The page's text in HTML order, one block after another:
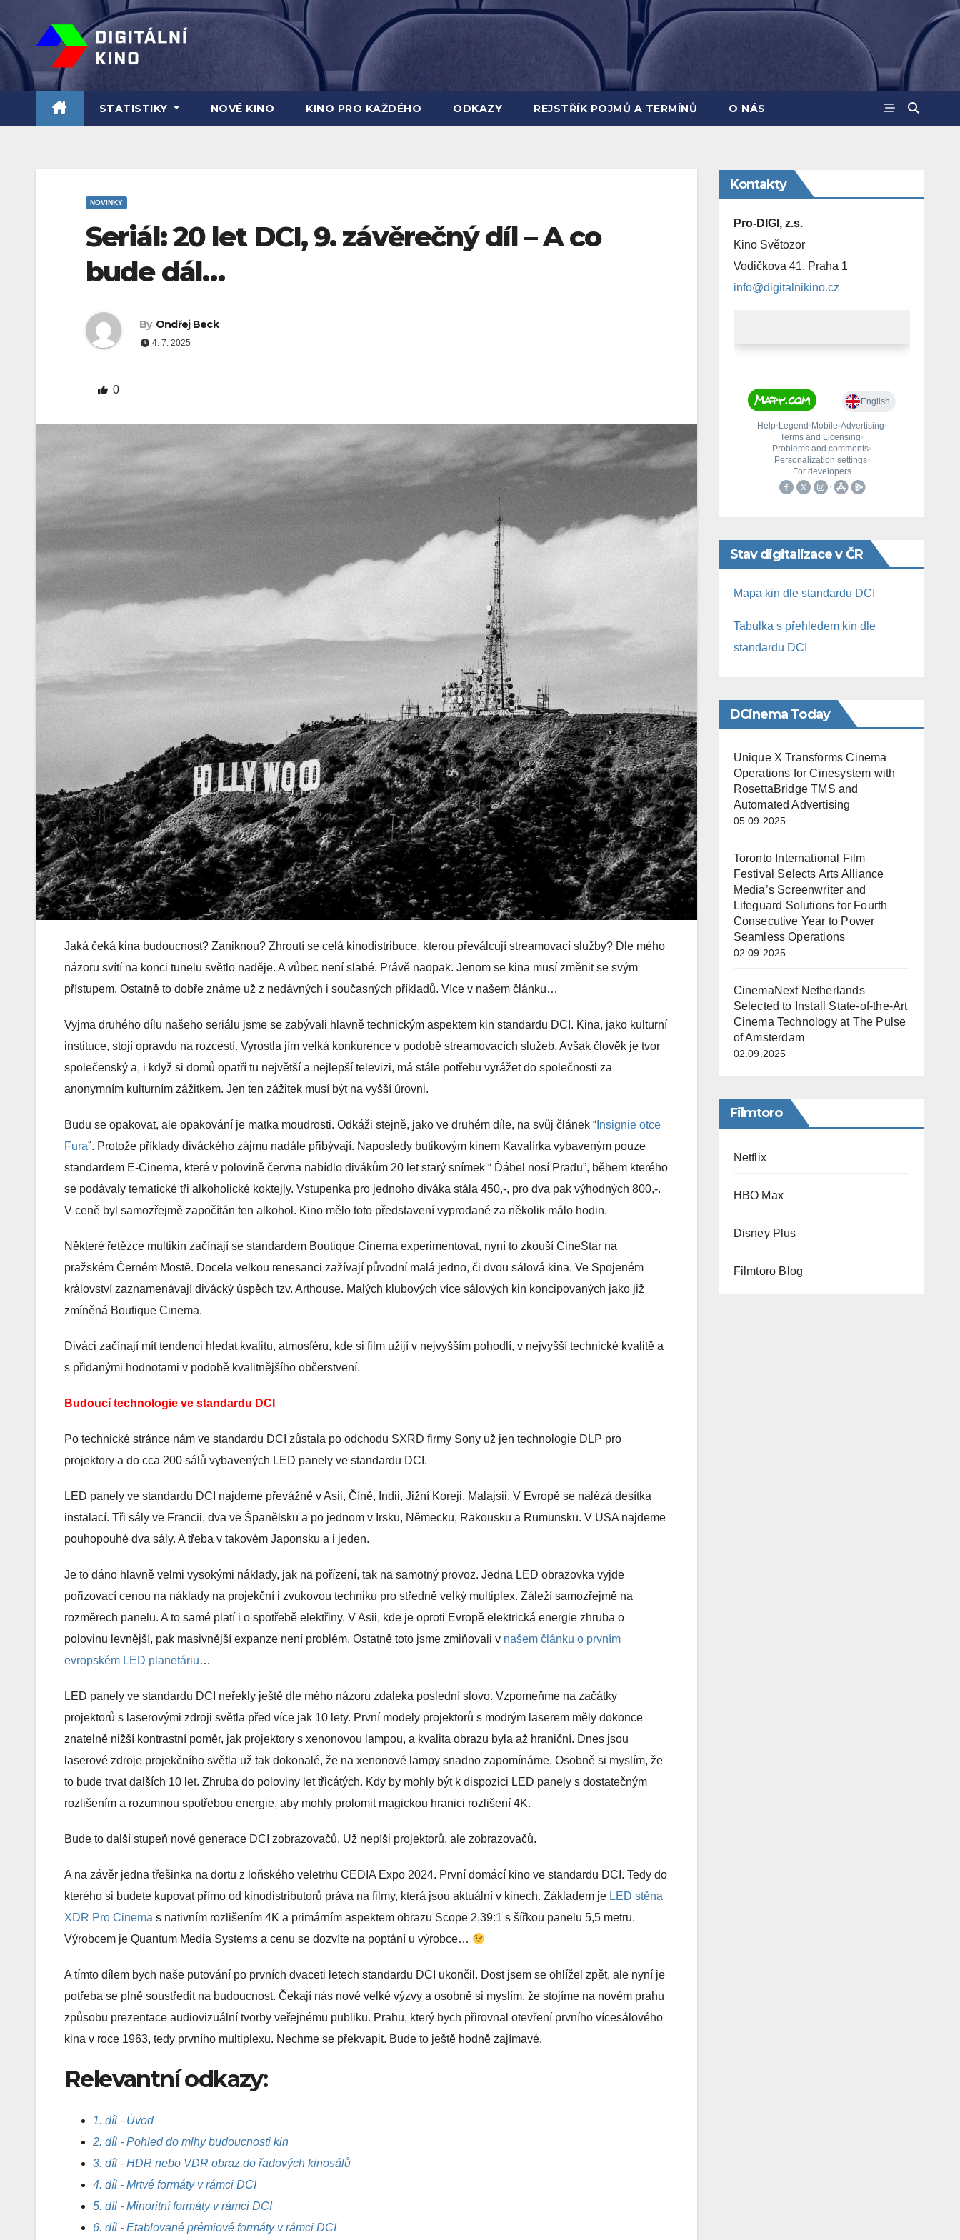
to
content
STATISTIKY NOVÉ KINO KINO PRO KAŽDÉHO ODKAZY REJSTŘÍK POJMŮ A TERMÍNŮ O NÁS
NOVINKY
Seriál: 20 let DCI, 9. závěrečný díl – A co
bude dál…
By Ondřej Beck
4. 7. 2025
0
Jaká čeká kina budoucnost? Zaniknou? Zhroutí se celá kinodistribuce, kterou převálcují streamovací služby? Dle mého
názoru svítí na konci tunelu světlo naděje. A vůbec není slabé. Právě naopak. Jenom se kina musí změnit se svým
přístupem. Ostatně to dobře známe už z nedávných i současných příkladů. Více v našem článku…
Vyjma druhého dílu našeho seriálu jsme se zabývali hlavně technickým aspektem kin standardu DCI. Kina, jako kulturní
instituce, stojí opravdu na rozcestí. Vyrostla jím velká konkurence v podobě streamovacích služeb. Avšak člověk je tvor
společenský a, i když si domů opatří tu největší a nejlepší televizi, má stále potřebu vyrážet do společnosti za
anonymním kulturním zážitkem. Jen ten zážitek musí být na vyšší úrovni.
Budu se opakovat, ale opakování je matka moudrosti. Odkáži stejně, jako ve druhém díle, na svůj článek “ Insignie otce
Fura”. Protože příklady diváckého zájmu nadále přibývají. Naposledy butikovým kinem Kavalírka vybaveným pouze
standardem E-Cinema, které v polovině června nabídlo divákům 20 let starý snímek “ Ďábel nosí Pradu”, během kterého
se podávaly tematické tři alkoholické koktejly. Vstupenka pro jednoho diváka stála 450,-, pro dva pak výhodných 800,-.
V ceně byl samozřejmě započítán ten alkohol. Kino mělo toto představení vyprodané za několik málo hodin.
Některé řetězce multikin začínají se standardem Boutique Cinema experimentovat, nyní to zkouší CineStar na
pražském Černém Mostě. Docela velkou renesanci zažívají původní malá jedno, či dvou sálová kina. Ve Spojeném
království zaznamenávají divácký úspěch tzv. Arthouse. Malých klubových více sálových kin koncipovaných jako již
zmíněná Boutique Cinema.
Diváci začínají mít tendenci hledat kvalitu, atmosféru, kde si film užijí v nejvyšším pohodlí, v nejvyšší technické kvalitě a
s přidanými hodnotami v podobě kvalitnějšího občerstvení.
Budoucí technologie ve standardu DCI
Po technické stránce nám ve standardu DCI zůstala po odchodu SXRD firmy Sony už jen technologie DLP pro
projektory a do cca 200 sálů vybavených LED panely ve standardu DCI.
LED panely ve standardu DCI najdeme převážně v Asii, Číně, Indii, Jižní Koreji, Malajsii. V Evropě se nalézá desítka
instalací. Tři sály ve Francii, dva ve Španělsku a po jednom v Irsku, Německu, Rakousku a Rumunsku. V USA najdeme
pouhopouhé dva sály. A třeba v takovém Japonsku a i jeden.
Je to dáno hlavně velmi vysokými náklady, jak na pořízení, tak na samotný provoz. Jedna LED obrazovka vyjde
pořizovací cenou na náklady na projekční i zvukovou techniku pro středně velký multiplex. Záleží samozřejmě na
rozměrech panelu. A to samé platí i o spotřebě elektřiny. V Asii, kde je oproti Evropě elektrická energie zhruba o
polovinu levnější, pak masivnější expanze není problém. Ostatně toto jsme zmiňovali v našem článku o prvním
evropském LED planetáriu…
LED panely ve standardu DCI neřekly ještě dle mého názoru zdaleka poslední slovo. Vzpomeňme na začátky
projektorů s laserovými zdroji světla před více jak 10 lety. První modely projektorů s modrým laserem měly dokonce
znatelně nižší kontrastní poměr, jak projektory s xenonovou lampou, a kvalita obrazu byla až hraniční. Dnes jsou
laserové zdroje projekčního světla už tak dokonalé, že na xenonové lampy snadno zapomínáme. Osobně si myslím, že
to bude trvat dalších 10 let. Zhruba do poloviny let třicátých. Kdy by mohly být k dispozici LED panely s dostatečným
rozlišením a rozumnou spotřebou energie, aby mohly prolomit magickou hranici rozlišení 4K.
Bude to další stupeň nové generace DCI zobrazovačů. Už nepíši projektorů, ale zobrazovačů.
A na závěr jedna třešinka na dortu z loňského veletrhu CEDIA Expo 2024. První domácí kino ve standardu DCI. Tedy do
kterého si budete kupovat přímo od kinodistributorů práva na filmy, která jsou aktuální v kinech. Základem je LED stěna
XDR Pro Cinema s nativním rozlišením 4K a primárním aspektem obrazu Scope 2,39:1 s šířkou panelu 5,5 metru.
Výrobcem je Quantum Media Systems a cenu se dozvíte na poptání u výrobce…
A tímto dílem bych naše putování po prvních dvaceti letech standardu DCI ukončil. Dost jsem se ohlížel zpět, ale nyní je
potřeba se plně soustředit na budoucnost. Čekají nás nové velké výzvy a osobně si myslím, že stojíme na novém prahu
způsobu prezentace audiovizuální tvorby veřejnému publiku. Prahu, který bych přirovnal otevření prvního vícesálového
kina v roce 1963, tedy prvního multiplexu. Nechme se překvapit. Bude to ještě hodně zajímavé.
Relevantní odkazy:
1. díl - Úvod
2. díl - Pohled do mlhy budoucnosti kin
3. díl - HDR nebo VDR obraz do řadových kinosálů
4. díl - Mrtvé formáty v rámci DCI
5. díl - Minoritní formáty v rámci DCI
6. díl - Etablované prémiové formáty v rámci DCI
Kontakty
Pro-DIGI, z.s.
Kino Světozor
Vodičkova 41, Praha 1
info@digitalnikino.cz
Stav digitalizace v ČR
Mapa kin dle standardu DCI
Tabulka s přehledem kin dle
standardu DCI
DCinema Today
Unique X Transforms Cinema
Operations for Cinesystem with
RosettaBridge TMS and
Automated Advertising
05.09.2025
Toronto International Film
Festival Selects Arts Alliance
Media’s Screenwriter and
Lifeguard Solutions for Fourth
Consecutive Year to Power
Seamless Operations
02.09.2025
CinemaNext Netherlands
Selected to Install State-of-the-Art
Cinema Technology at The Pulse
of Amsterdam
02.09.2025
Filmtoro
Netflix
HBO Max
Disney Plus
Filmtoro Blog